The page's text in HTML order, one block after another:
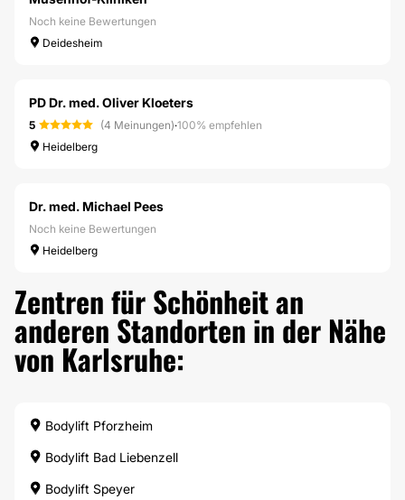
Noch keine Bewertungen
Deidesheim
PD Dr. med. Oliver Kloeters
5 (4 Meinungen)·100% empfehlen
Heidelberg
Dr. med. Michael Pees
Noch keine Bewertungen
Heidelberg
Zentren für Schönheit an
anderen Standorten in der Nähe
von Karlsruhe:
Bodylift Pforzheim
Bodylift Bad Liebenzell
Bodylift Speyer